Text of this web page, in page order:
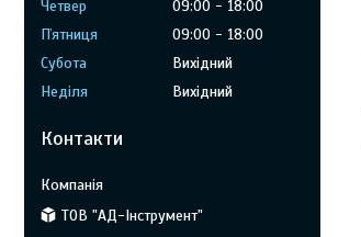
Четвер
09:00
18:00
Пʼятниця
09:00
18:00
Субота
Вихідний
Неділя
Вихідний
Контакти
ТОВ "АД-Інструмент"